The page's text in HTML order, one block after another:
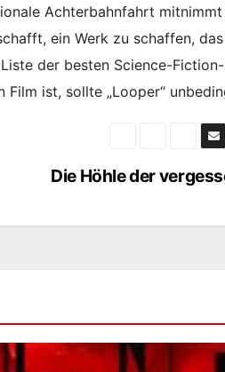
Achterbahnfahrt
ein Werk zu schaffen,
der besten Science-
ist, sollte „Looper“
Die Höhle der